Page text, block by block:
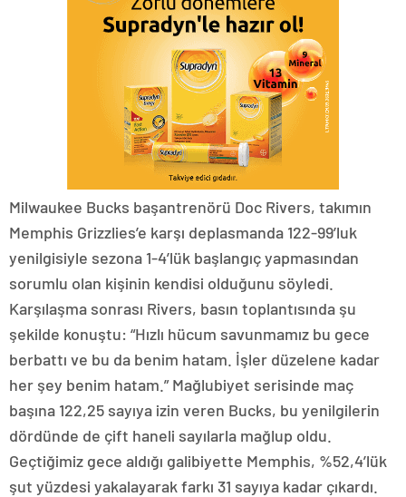
Milwaukee Bucks başantrenörü Doc Rivers, takımın
Memphis Grizzlies’e karşı deplasmanda 122-99’luk
yenilgisiyle sezona 1-4’lük başlangıç yapmasından
sorumlu olan kişinin kendisi olduğunu söyledi.
Karşılaşma sonrası Rivers, basın toplantısında şu
şekilde konuştu: “Hızlı hücum savunmamız bu gece
berbattı ve bu da benim hatam. İşler düzelene kadar
her şey benim hatam.” Mağlubiyet serisinde maç
başına 122,25 sayıya izin veren Bucks, bu yenilgilerin
dördünde de çift haneli sayılarla mağlup oldu.
Geçtiğimiz gece aldığı galibiyette Memphis, %52,4’lük
şut yüzdesi yakalayarak farkı 31 sayıya kadar çıkardı.